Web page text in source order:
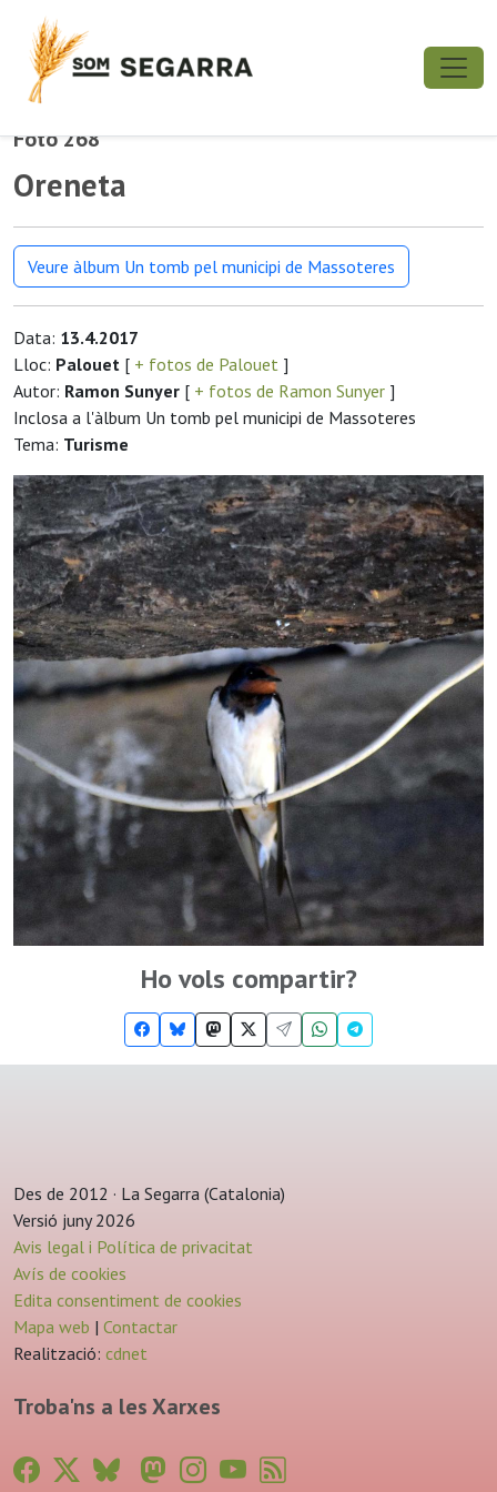
Foto 268
Oreneta
Veure àlbum Un tomb pel municipi de Massoteres
Data: 13.4.2017
Lloc: Palouet [ + fotos de Palouet ]
Autor: Ramon Sunyer [ + fotos de Ramon Sunyer ]
Inclosa a l'àlbum Un tomb pel municipi de Massoteres
Tema: Turisme
Ho vols compartir?
Des de 2012 · La Segarra (Catalonia)
Versió juny 2026
Avis legal i Política de privacitat
Avís de cookies
Edita consentiment de cookies
Mapa web | Contactar
Realització: cdnet
Troba'ns a les Xarxes